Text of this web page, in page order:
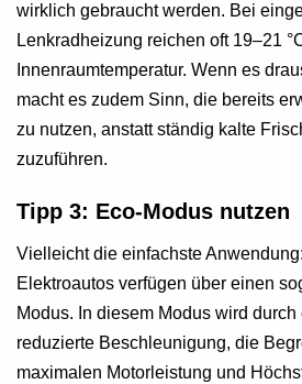
wirklich gebraucht werden. Bei
Lenkradheizung reichen oft 19–21
Innenraumtemperatur. Wenn es
macht es zudem Sinn, die bereits
zu nutzen, anstatt ständig kalte
zuzuführen.
Tipp 3: Eco-Modus nutzen
Vielleicht die einfachste
Elektroautos verfügen über einen
Modus. In diesem Modus wird
reduzierte Beschleunigung, die
maximalen Motorleistung und